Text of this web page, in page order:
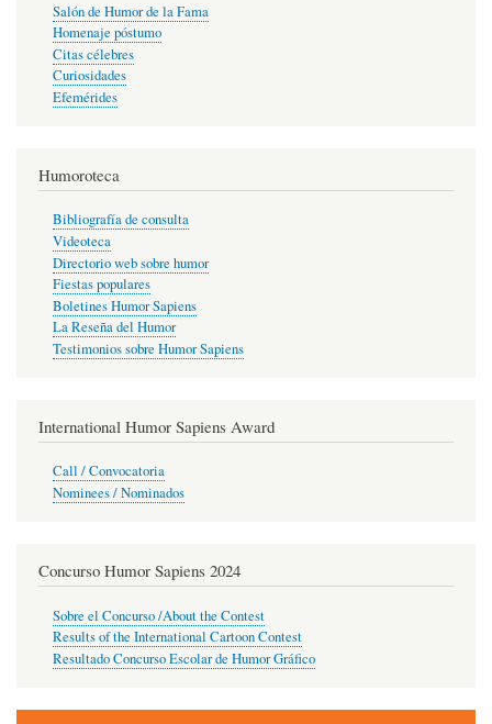
Salón de Humor de la Fama
Homenaje póstumo
Citas célebres
Curiosidades
Efemérides
Humoroteca
Bibliografía de consulta
Videoteca
Directorio web sobre humor
Fiestas populares
Boletines Humor Sapiens
La Reseña del Humor
Testimonios sobre Humor Sapiens
International Humor Sapiens Award
Call / Convocatoria
Nominees / Nominados
Concurso Humor Sapiens 2024
Sobre el Concurso /About the Contest
Results of the International Cartoon Contest
Resultado Concurso Escolar de Humor Gráfico